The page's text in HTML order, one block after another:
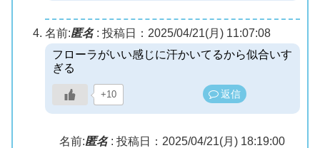
名前:匿名: 投稿日：2025/04/21(月) 11:07:08
フローラがいい感じに汗かいてるから似合いす
ぎる
+10 返信
名前:匿名: 投稿日：2025/04/21(月) 18:19:00